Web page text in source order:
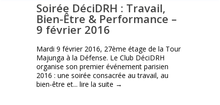
Soirée DéciDRH : Travail,
Bien-Être & Performance –
9 février 2016
Mardi 9 février 2016, 27ème étage de la Tour
Majunga à la Défense. Le Club DéciDRH
organise son premier événement parisien
2016 : une soirée consacrée au travail, au
bien-être et... lire la suite →